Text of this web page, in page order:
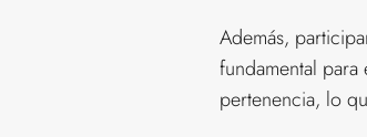
Además,
fundamental
pertenencia, lo